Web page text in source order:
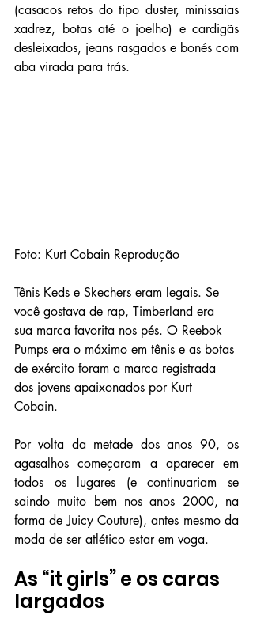
(casacos retos do tipo duster, minissaias
xadrez, botas até o joelho) e cardigãs
desleixados, jeans rasgados e bonés com
aba virada para trás.
Foto: Kurt Cobain Reprodução
Tênis Keds e Skechers eram legais. Se
você gostava de rap, Timberland era
sua marca favorita nos pés. O Reebok
Pumps era o máximo em tênis e as botas
de exército foram a marca registrada
dos jovens apaixonados por Kurt
Cobain.
Por volta da metade dos anos 90, os
agasalhos começaram a aparecer em
todos os lugares (e continuariam se
saindo muito bem nos anos 2000, na
forma de Juicy Couture), antes mesmo da
moda de ser atlético estar em voga.
As “it girls” e os caras
largados